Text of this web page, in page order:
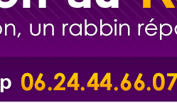
en groupe sur Zoom